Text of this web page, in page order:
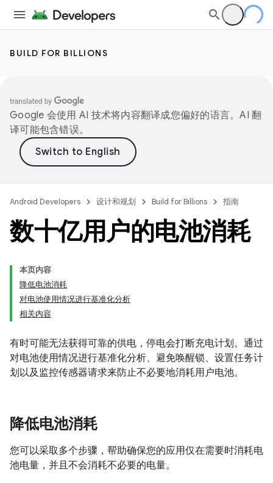
BUILD FOR BILLIONS
Google 会使用 AI 技术将内容翻译成您偏好的语言。AI 翻
译可能包含错误。
Android Developers 设计和规划 Build for Billions 指南
数十亿用户的电池消耗
本页内容
降低电池消耗
对电池使用情况进行基准化分析
相关内容
有时可能无法获得可靠的供电，停电会打断充电计划。通过
对电池使用情况进行基准化分析、避免唤醒锁、设置任务计
划以及监控传感器请求来防止不必要地消耗用户电池。
降低电池消耗
您可以采取多个步骤，帮助确保您的应用仅在需要时消耗电
池电量，并且不会消耗不必要的电量。